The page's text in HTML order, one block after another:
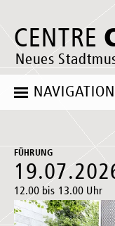
CENTRE
Neues
NAVIGATION
FÜHRUNG
12.00 bis 13.00 Uhr